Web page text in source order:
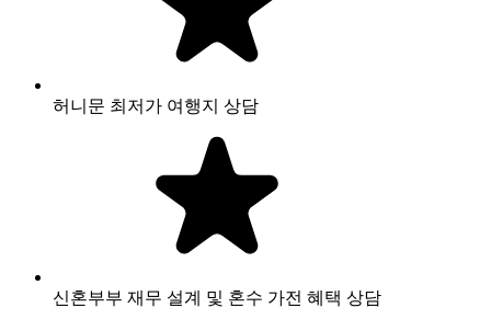
허니문 최저가 여행지 상담
신혼부부 재무 설계 및 혼수 가전 혜택 상담